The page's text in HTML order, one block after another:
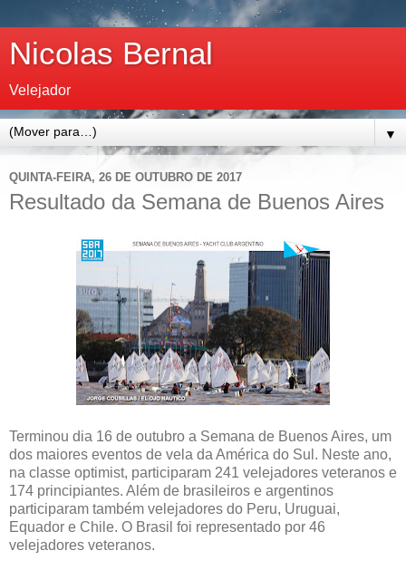
Nicolas Bernal
Velejador
▼
QUINTA-FEIRA, 26 DE OUTUBRO DE 2017
Resultado da Semana de Buenos Aires
Terminou dia 16 de outubro a Semana de Buenos Aires, um
dos maiores eventos de vela da América do Sul. Neste ano,
na classe optimist, participaram 241 velejadores veteranos e
174 principiantes. Além de brasileiros e argentinos
participaram também velejadores do Peru, Uruguai,
Equador e Chile. O Brasil foi representado por 46
velejadores veteranos.